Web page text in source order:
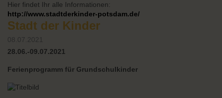
Hier findet Ihr alle Informationen:
http://www.stadtderkinder-potsdam.de/
Stadt der Kinder
08.07.2021
28.06.-09.07.2021
Ferienprogramm für Grundschulkinder